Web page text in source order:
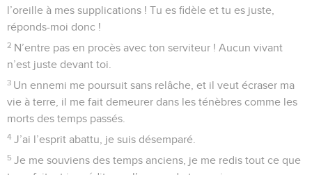
l’oreille à mes supplications ! Tu es fidèle et tu es juste,
réponds-moi donc !
2 N’entre pas en procès avec ton serviteur ! Aucun vivant
n’est juste devant toi.
3 Un ennemi me poursuit sans relâche, et il veut écraser ma
vie à terre, il me fait demeurer dans les ténèbres comme les
morts des temps passés.
4 J’ai l’esprit abattu, je suis désemparé.
5 Je me souviens des temps anciens, je me redis tout ce que